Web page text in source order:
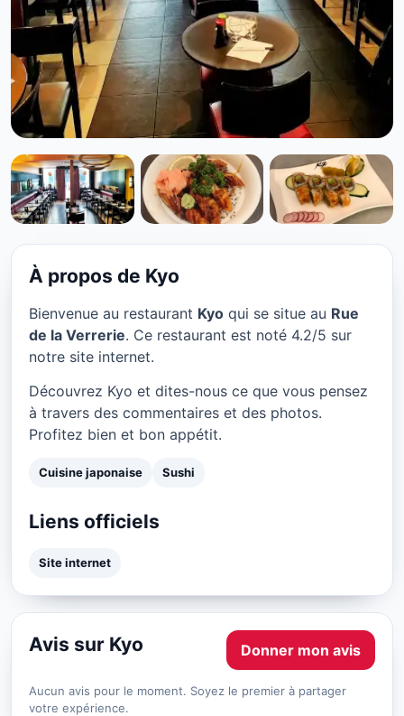
CUISINE JAPONAISE
Kyo à Paris
★ 4.2/5
À propos de Kyo
Bienvenue au restaurant Kyo qui se situe au Rue
de la Verrerie. Ce restaurant est noté 4.2/5 sur
notre site internet.
Découvrez Kyo et dites-nous ce que vous pensez
à travers des commentaires et des photos.
Profitez bien et bon appétit.
Cuisine japonaise Sushi
Liens officiels
Site internet
Avis sur Kyo Donner mon avis
Aucun avis pour le moment. Soyez le premier à partager
votre expérience.